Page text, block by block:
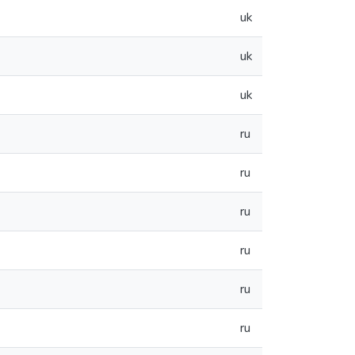
uk
uk
uk
ru
ru
ru
ru
ru
ru